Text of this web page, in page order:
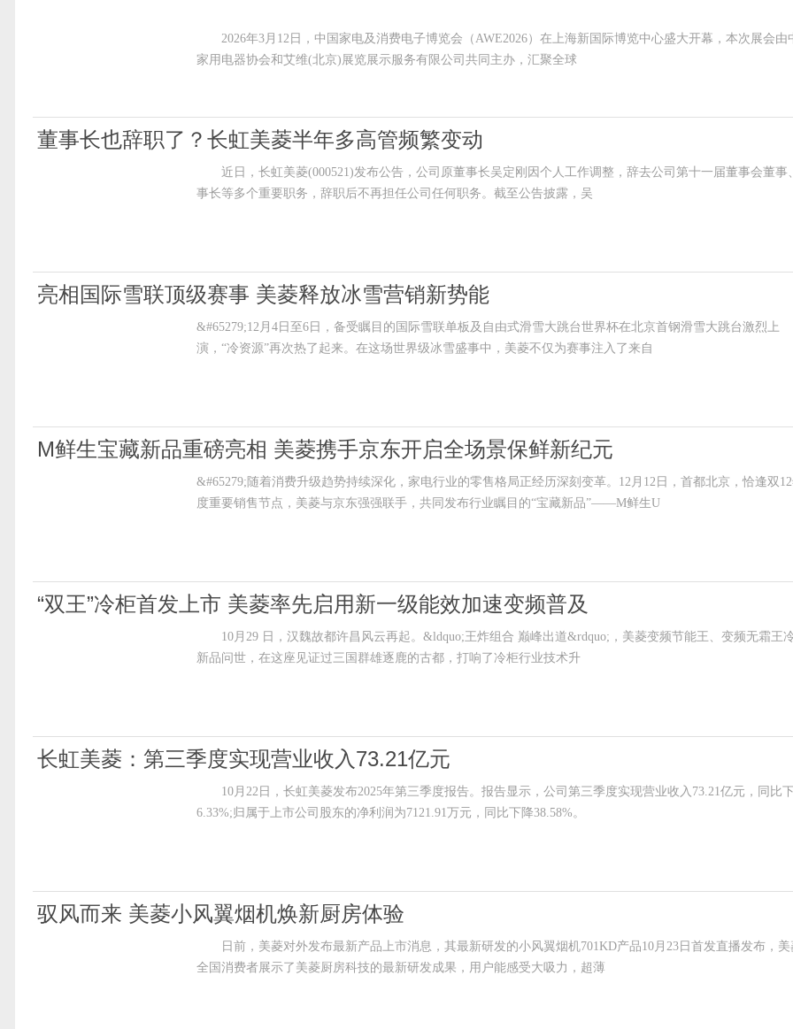
LRS9G120DIZ+LRS9D100B首发2026年3月12日，中国家电及消费电子博览会（AWE2026）在上海新国际博览中心盛大开幕，本次展会由
家用电器协会和艾维(北京)展览展示服务有限公司共同主办，汇聚全球
董事长也辞职了？长虹美菱半年多高管频繁变动
近日，长虹美菱(000521)发布公告，公司原董事长吴定刚因个人工作调整，辞去公司第十一届董事会董事
事长等多个重要职务，辞职后不再担任公司任何职务。截至公告披露，吴
亮相国际雪联顶级赛事 美菱释放冰雪营销新势能
&#65279;12月4日至6日，备受瞩目的国际雪联单板及自由式滑雪大跳台世界杯在北京首钢滑雪大跳台激烈上
演，“冷资源”再次热了起来。在这场世界级冰雪盛事中，美菱不仅为赛事注入了来自
M鲜生宝藏新品重磅亮相 美菱携手京东开启全场景保鲜新纪元
&#65279;随着消费升级趋势持续深化，家电行业的零售格局正经历深刻变革。12月12日，首都北京，恰逢双
度重要销售节点，美菱与京东强强联手，共同发布行业瞩目的“宝藏新品”――M鲜生U
“双王”冷柜首发上市 美菱率先启用新一级能效加速变频普及
10月29 日，汉魏故都许昌风云再起。&ldquo;王炸组合 巅峰出道&rdquo;，美菱变频节能王、变频无霜王
新品问世，在这座见证过三国群雄逐鹿的古都，打响了冷柜行业技术升
长虹美菱：第三季度实现营业收入73.21亿元
10月22日，长虹美菱发布2025年第三季度报告。报告显示，公司第三季度实现营业收入73.21亿元，同比
6.33%;归属于上市公司股东的净利润为7121.91万元，同比下降38.58%。
驭风而来 美菱小风翼烟机焕新厨房体验
日前，美菱对外发布最新产品上市消息，其最新研发的小风翼烟机701KD产品10月23日首发直播发布，美
全国消费者展示了美菱厨房科技的最新研发成果，用户能感受大吸力，超薄